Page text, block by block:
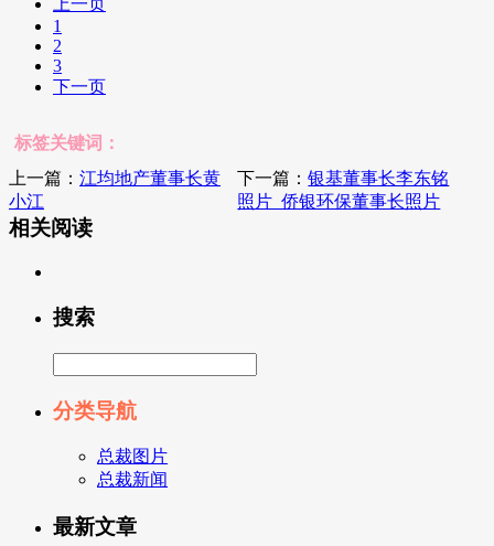
1
2
3
下一页
标签关键词：
上一篇： 江均地产董事长黄
小江
下一篇：银基董事长李东铭
照片_侨银环保董事长照片
相关阅读
搜索
分类导航
总裁图片
总裁新闻
最新文章